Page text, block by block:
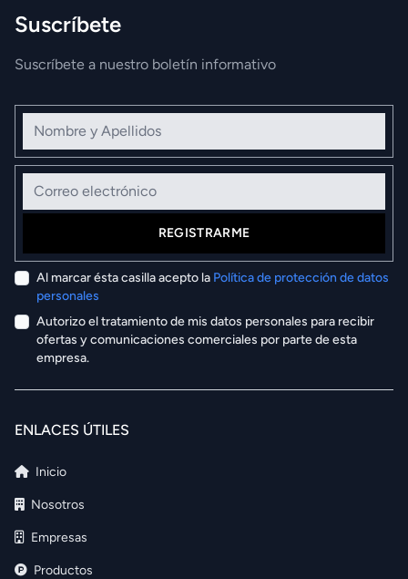
Suscríbete
Suscríbete a nuestro boletín informativo
Nombre y Apellidos
Correo electrónico
REGISTRARME
Al marcar ésta casilla acepto la Política de protección de datos
personales
Autorizo el tratamiento de mis datos personales para recibir
ofertas y comunicaciones comerciales por parte de esta
empresa.
ENLACES ÚTILES
Inicio
Nosotros
Empresas
Productos